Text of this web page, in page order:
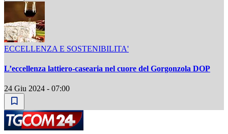
ECCELLENZA E SOSTENIBILITA'
L’eccellenza lattiero-casearia nel cuore del Gorgonzola DOP
24 Giu 2024 - 07:00